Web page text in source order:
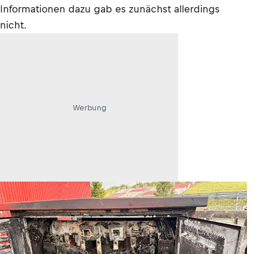
Informationen dazu gab es zunächst allerdings
nicht.
Werbung